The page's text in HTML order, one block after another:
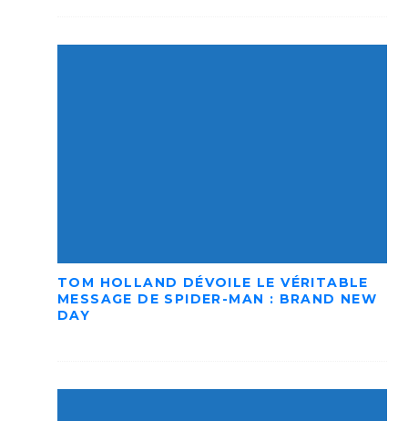
TOM HOLLAND DÉVOILE LE VÉRITABLE
MESSAGE DE SPIDER-MAN : BRAND NEW
DAY